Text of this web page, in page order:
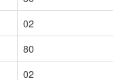
02
80
02